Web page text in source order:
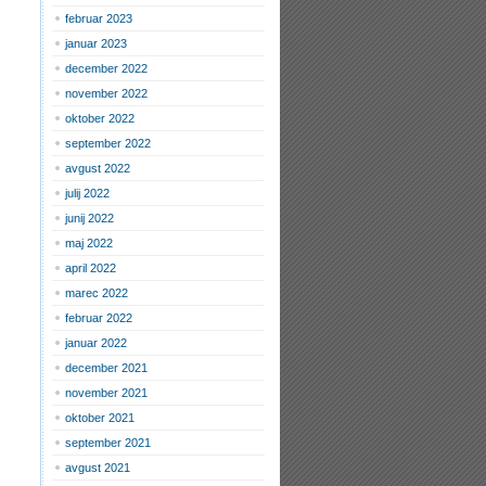
februar 2023
januar 2023
december 2022
november 2022
oktober 2022
september 2022
avgust 2022
julij 2022
junij 2022
maj 2022
april 2022
marec 2022
februar 2022
januar 2022
december 2021
november 2021
oktober 2021
september 2021
avgust 2021